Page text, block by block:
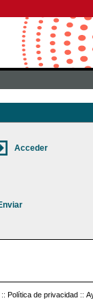
:: Política de privacidad ::